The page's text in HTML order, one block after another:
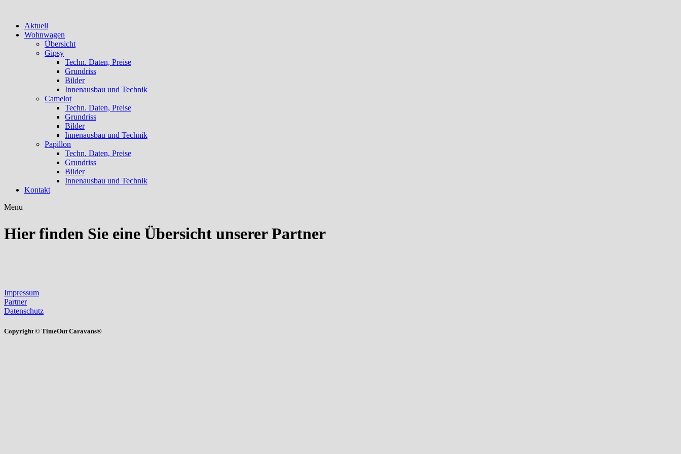
Aktuell
Wohnwagen
Übersicht
Gipsy
Techn. Daten, Preise
Grundriss
Bilder
Innenausbau und Technik
Camelot
Techn. Daten, Preise
Grundriss
Bilder
Innenausbau und Technik
Papillon
Techn. Daten, Preise
Grundriss
Bilder
Innenausbau und Technik
Kontakt
Menu
Hier finden Sie eine Übersicht unserer Partner
Impressum
Partner
Datenschutz
Copyright © TimeOut Caravans®